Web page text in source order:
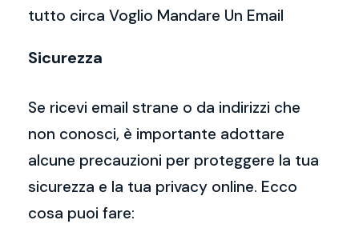
tutto circa Voglio Mandare Un Email
Sicurezza
Se ricevi email strane o da indirizzi che
non conosci, è importante adottare
alcune precauzioni per proteggere la tua
sicurezza e la tua privacy online. Ecco
cosa puoi fare: